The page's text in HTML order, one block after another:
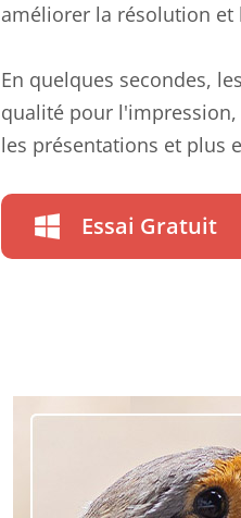
améliorer la résolution et
En quelques secondes,
qualité pour l'impression,
les présentations et plus
Essai Gratuit